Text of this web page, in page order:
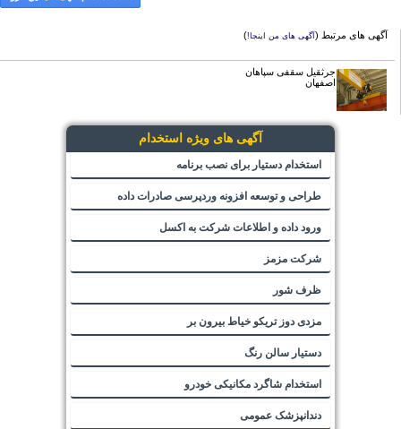
آگهی های مرتبط (آگهی های من اینجا!)
جرثقیل سقفی سپاهان
اصفهان
آگهی های ویژه استخدام
استخدام دستیار برای نصب برنامه
طراحی و توسعه افزونه وردپرسی صادرات داده
ورود داده و اطلاعات شرکت به اکسل
شرکت مزمز
ظرف شور
مزدی دوز تریکو خیاط بیرون بر
دستیار سالن رنگ
استخدام شاگرد مکانیکی خودرو
دندانپزشک عمومی